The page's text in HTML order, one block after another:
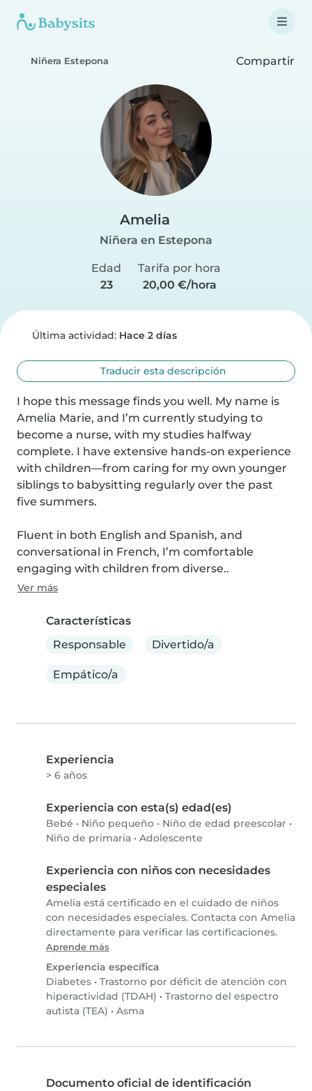
Niñera Estepona Compartir
Amelia
Niñera en Estepona
Edad
23
Tarifa por hora
20,00 €/hora
Última actividad: Hace 2 días
Traducir esta descripción
I hope this message finds you well. My name is
Amelia Marie, and I’m currently studying to
become a nurse, with my studies halfway
complete. I have extensive hands-on experience
with children—from caring for my own younger
siblings to babysitting regularly over the past
five summers.
Fluent in both English and Spanish, and
conversational in French, I’m comfortable
engaging with children from diverse..
Ver más
Características
Responsable
Divertido/a
Empático/a
Experiencia
> 6 años
Experiencia con esta(s) edad(es)
Bebé • Niño pequeño • Niño de edad preescolar •
Niño de primaria • Adolescente
Experiencia con niños con necesidades
especiales
Amelia está certificado en el cuidado de niños
con necesidades especiales. Contacta con Amelia
directamente para verificar las certificaciones.
Aprende más
Experiencia específica
Diabetes • Trastorno por déficit de atención con
hiperactividad (TDAH) • Trastorno del espectro
autista (TEA) • Asma
Documento oficial de identificación